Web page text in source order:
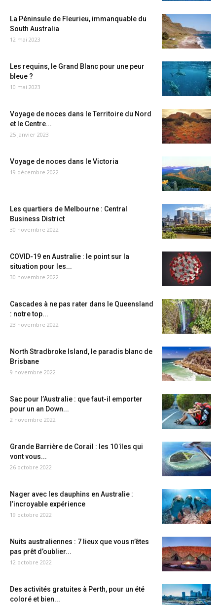
La Péninsule de Fleurieu, immanquable du
South Australia
12 mai 2023
Les requins, le Grand Blanc pour une peur
bleue ?
10 mai 2023
Voyage de noces dans le Territoire du Nord
et le Centre...
25 janvier 2023
Voyage de noces dans le Victoria
19 décembre 2022
Les quartiers de Melbourne : Central
Business District
30 novembre 2022
COVID-19 en Australie : le point sur la
situation pour les...
30 novembre 2022
Cascades à ne pas rater dans le Queensland
: notre top...
23 novembre 2022
North Stradbroke Island, le paradis blanc de
Brisbane
9 novembre 2022
Sac pour l’Australie : que faut-il emporter
pour un an Down...
2 novembre 2022
Grande Barrière de Corail : les 10 îles qui
vont vous...
26 octobre 2022
Nager avec les dauphins en Australie :
l’incroyable expérience
19 octobre 2022
Nuits australiennes : 7 lieux que vous n’êtes
pas prêt d’oublier...
12 octobre 2022
Des activités gratuites à Perth, pour un été
coloré et bien...